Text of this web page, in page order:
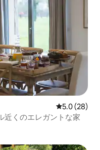
レビュー28
5.0 (28)
近くのエレガントな家